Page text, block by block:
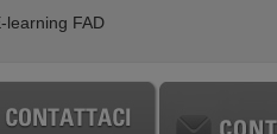
learning FAD